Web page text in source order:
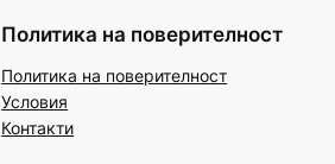
Политика на поверителност
Политика на поверителност
Условия
Контакти